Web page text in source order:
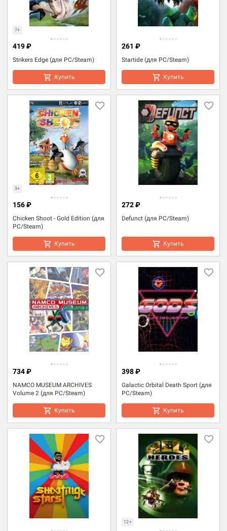
7+
Strikers Edge (для PC/Steam)
419 ₽
Купить
Startide (для PC/Steam)
261 ₽
Купить
3+
Chicken Shoot - Gold Edition (для
PC/Steam)
156 ₽
Купить
Defunct (для PC/Steam)
272 ₽
Купить
NAMCO MUSEUM ARCHIVES
Volume 2 (для PC/Steam)
734 ₽
Купить
Galactic Orbital Death Sport (для
PC/Steam)
398 ₽
Купить
12+